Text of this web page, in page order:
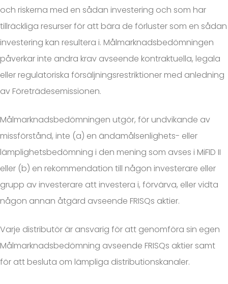
och riskerna med en sådan investering och som har
tillräckliga resurser för att bära de förluster som en sådan
investering kan resultera i. Målmarknadsbedömningen
påverkar inte andra krav avseende kontraktuella, legala
eller regulatoriska försäljningsrestriktioner med anledning
av Företrädesemissionen.
Målmarknadsbedömningen utgör, för undvikande av
missförstånd, inte (a) en ändamålsenlighets- eller
lämplighetsbedömning i den mening som avses i MiFID II
eller (b) en rekommendation till någon investerare eller
grupp av investerare att investera i, förvärva, eller vidta
någon annan åtgärd avseende FRISQs aktier.
Varje distributör är ansvarig för att genomföra sin egen
Målmarknadsbedömning avseende FRISQs aktier samt
för att besluta om lämpliga distributionskanaler.